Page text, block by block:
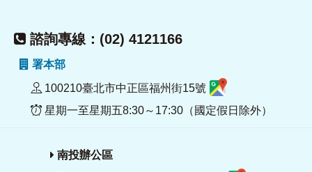
諮詢專線：(02) 4121166
署本部
100210臺北市中正區福州街15號
星期一至星期五8:30～17:30（國定假日除外）
南投辦公區